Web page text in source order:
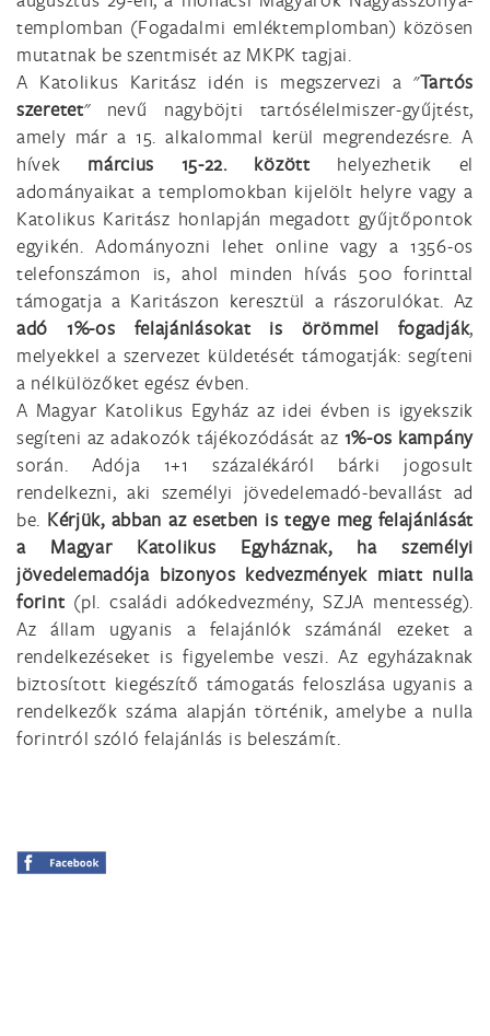
templomban (Fogadalmi emléktemplomban) közösen
mutatnak be szentmisét az MKPK tagjai.
A Katolikus Karitász idén is megszervezi a "Tartós
szeretet" nevű nagyböjti tartósélelmiszer-gyűjtést,
amely már a 15. alkalommal kerül megrendezésre. A
hívek március 15-22. között helyezhetik el
adományaikat a templomokban kijelölt helyre vagy a
Katolikus Karitász honlapján megadott gyűjtőpontok
egyikén. Adományozni lehet online vagy a 1356-os
telefonszámon is, ahol minden hívás 500 forinttal
támogatja a Karitászon keresztül a rászorulókat. Az
adó 1%-os felajánlásokat is örömmel fogadják,
melyekkel a szervezet küldetését támogatják: segíteni
a nélkülözőket egész évben.
A Magyar Katolikus Egyház az idei évben is igyekszik
segíteni az adakozók tájékozódását az 1%-os kampány
során. Adója 1+1 százalékáról bárki jogosult
rendelkezni, aki személyi jövedelemadó-bevallást ad
be. Kérjük, abban az esetben is tegye meg felajánlását
a Magyar Katolikus Egyháznak, ha személyi
jövedelemadója bizonyos kedvezmények miatt nulla
forint (pl. családi adókedvezmény, SZJA mentesség).
Az állam ugyanis a felajánlók számánál ezeket a
rendelkezéseket is figyelembe veszi. Az egyházaknak
biztosított kiegészítő támogatás feloszlása ugyanis a
rendelkezők száma alapján történik, amelybe a nulla
forintról szóló felajánlás is beleszámít.